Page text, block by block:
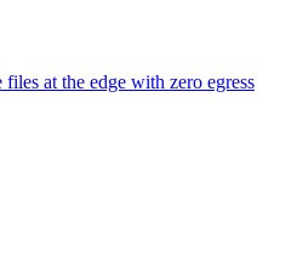
files at the edge with zero egress